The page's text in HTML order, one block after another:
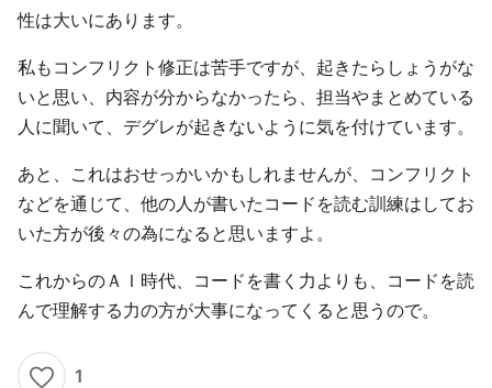
性は大いにあります。
私もコンフリクト修正は苦手ですが、起きたらしょうがな
いと思い、内容が分からなかったら、担当やまとめている
人に聞いて、デグレが起きないように気を付けています。
あと、これはおせっかいかもしれませんが、コンフリクト
などを通じて、他の人が書いたコードを読む訓練はしてお
いた方が後々の為になると思いますよ。
これからのＡＩ時代、コードを書く力よりも、コードを読
んで理解する力の方が大事になってくると思うので。
1